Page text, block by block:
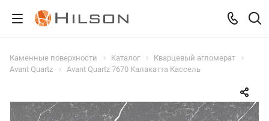
Каменные поверхности Каталог
Кварцевый агломерат
Avant Quartz
Avant Quartz 7670 Калакатта Кассель